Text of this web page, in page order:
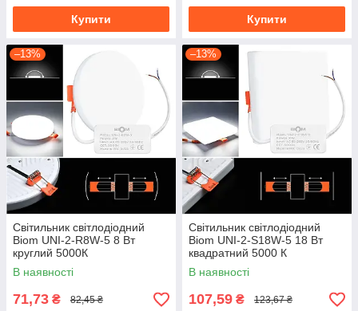
Купити Купити
–13%
Світильник світлодіодний
Biom UNI-2-R8W-5 8 Вт
круглий 5000К
В наявності
71,73 ₴ 82,45 ₴
–13%
Світильник світлодіодний
Biom UNI-2-S18W-5 18 Вт
квадратний 5000 К
В наявності
107,59 ₴ 123,67 ₴